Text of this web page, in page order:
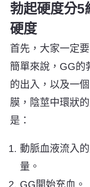
勃起硬度分
硬度
首先，大家一定
簡單來說，GG的
的出入，以及一
膜，陰莖中環狀
是：
動脈血液流入
量。
GG開始充血。